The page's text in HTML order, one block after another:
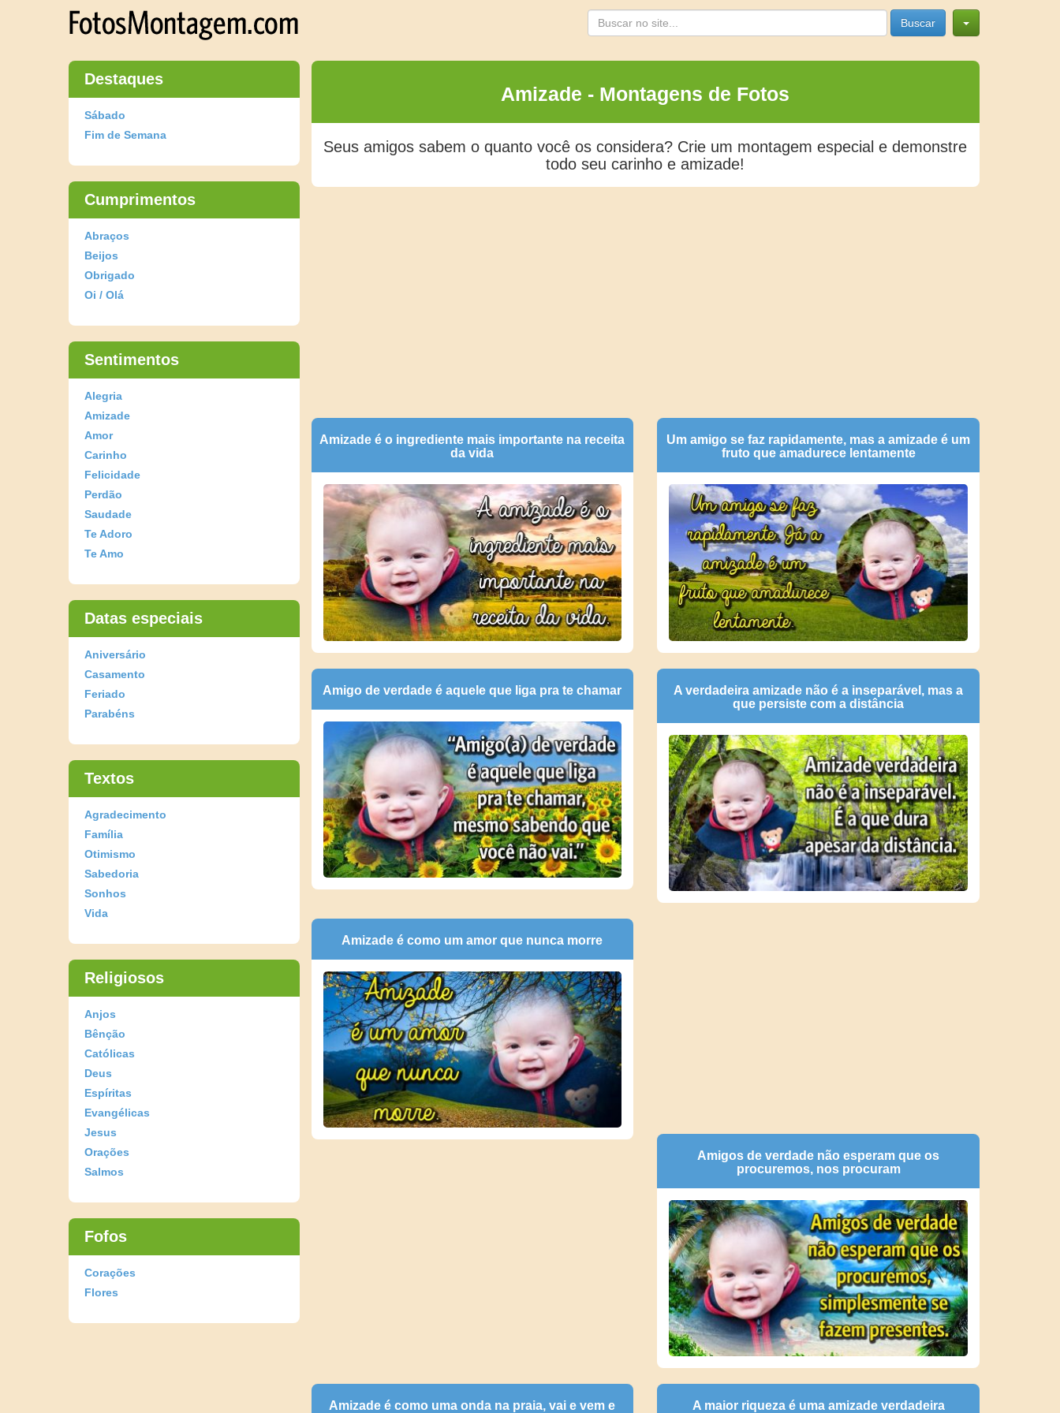
Busca Buscar
Destaques
Sábado
Fim de Semana
Cumprimentos
Abraços
Beijos
Obrigado
Oi / Olá
Sentimentos
Alegria
Amizade
Amor
Carinho
Felicidade
Perdão
Saudade
Te Adoro
Te Amo
Datas especiais
Aniversário
Casamento
Feriado
Parabéns
Textos
Agradecimento
Família
Otimismo
Sabedoria
Sonhos
Vida
Religiosos
Anjos
Bênção
Católicas
Deus
Espíritas
Evangélicas
Jesus
Orações
Salmos
Fofos
Corações
Flores
Amizade - Montagens de Fotos
Seus amigos sabem o quanto você os considera? Crie um montagem especial e demonstre
todo seu carinho e amizade!
Amizade é o ingrediente mais importante na receita
da vida
Um amigo se faz rapidamente, mas a amizade é um
fruto que amadurece lentamente
Amigo de verdade é aquele que liga pra te chamar
A verdadeira amizade não é a inseparável, mas a
que persiste com a distância
Amizade é como um amor que nunca morre
Amigos de verdade não esperam que os
procuremos, nos procuram
Amizade é como uma onda na praia, vai e vem e
A maior riqueza é uma amizade verdadeira